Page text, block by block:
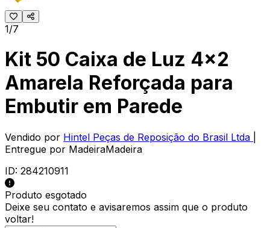
1/7
Kit 50 Caixa de Luz 4x2
Amarela Reforçada para
Embutir em Parede
Vendido por Hintel Peças de Reposição do Brasil Ltda
Entregue por MadeiraMadeira
ID: 284210911
Produto esgotado
Deixe seu contato e avisaremos assim que o produto
voltar!